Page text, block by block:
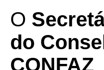
O
do
CONFAZ